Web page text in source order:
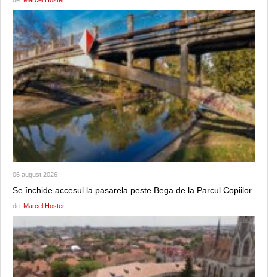
06 august 2026
Se închide accesul la pasarela peste Bega de la Parcul Copiilor
de: Marcel Hoster